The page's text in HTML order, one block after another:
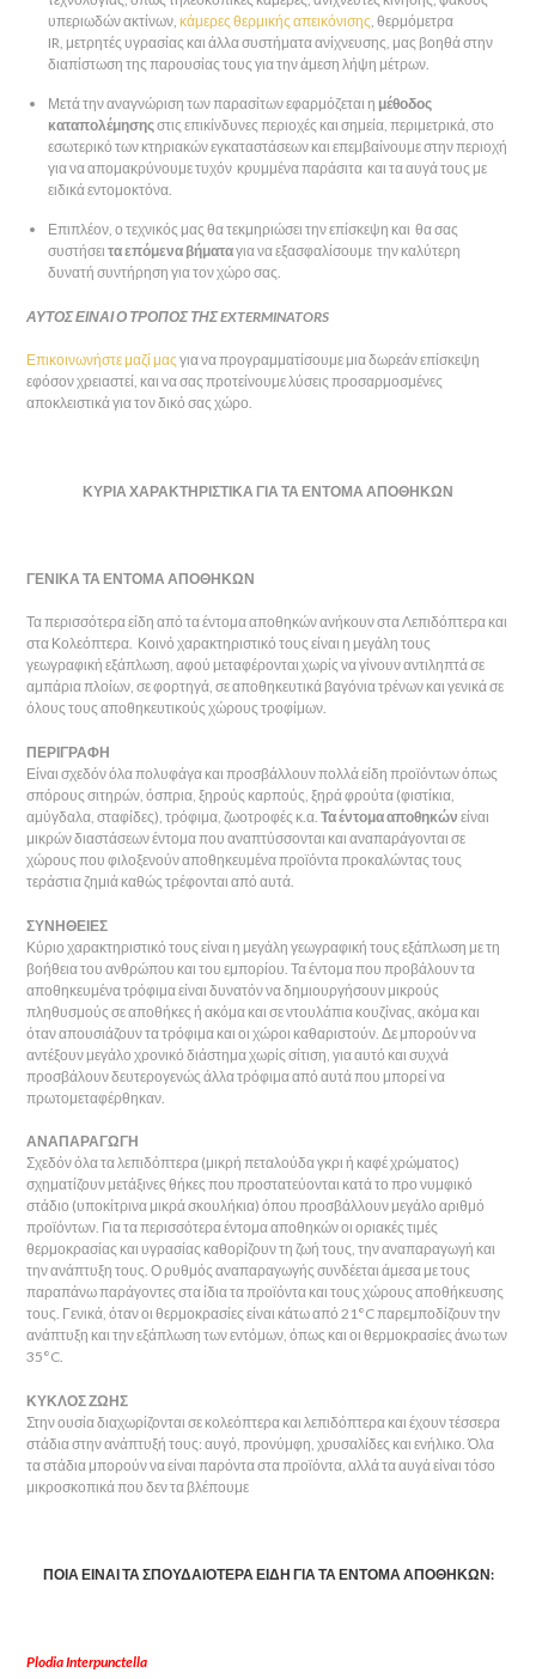
υπεριωδών ακτίνων,κάμερες θερμικής απεικόνισης , θερμόμετρα
IR, μετρητές υγρασίας και άλλα συστήματα ανίχνευσης, μας βοηθά στην
διαπίστωση της παρουσίας τους για την άμεση λήψη μέτρων.
Μετά την αναγνώριση των παρασίτων εφαρμόζεται η μέθοδος
καταπολέμησηςστις επικίνδυνες περιοχές και σημεία, περιμετρικά, στο
εσωτερικό των κτηριακών εγκαταστάσεων και επεμβαίνουμε στην περιοχή
για να απομακρύνουμε τυχόν κρυμμένα παράσιτα και τα αυγά τους με
ειδικά εντομοκτόνα.
Επιπλέον, ο τεχνικός μας θα τεκμηριώσει την επίσκεψη και θα σας
συστήσειτα επόμενα βήματαγια να εξασφαλίσουμε την καλύτερη
δυνατή συντήρηση για τον χώρο σας.
ΑΥΤΟΣ ΕΙΝΑΙ Ο ΤΡΟΠΟΣ ΤΗΣ EXTERMINATORS
Επικοινωνήστε μαζί μας για να προγραμματίσουμε μια δωρεάν επίσκεψη
εφόσον χρειαστεί, και να σας προτείνουμε λύσεις προσαρμοσμένες
αποκλειστικά για τον δικό σας χώρο.
ΚΥΡΙΑ ΧΑΡΑΚΤΗΡΙΣΤΙΚΑ ΓΙΑ ΤΑ ΕΝΤΟΜΑ ΑΠΟΘΗΚΩΝ
ΓΕΝΙΚΑ ΤΑ ΕΝΤΟΜΑ ΑΠΟΘΗΚΩΝ
Τα περισσότερα είδη από τα έντομα αποθηκών ανήκουν στα Λεπιδόπτερα και
στα Κολεόπτερα. Κοινό χαρακτηριστικό τους είναι η μεγάλη τους
γεωγραφική εξάπλωση, αφού μεταφέρονται χωρίς να γίνουν αντιληπτά σε
αμπάρια πλοίων, σε φορτηγά, σε αποθηκευτικά βαγόνια τρένων και γενικά σε
όλους τους αποθηκευτικούς χώρους τροφίμων.
ΠΕΡΙΓΡΑΦΗ
Είναι σχεδόν όλα πολυφάγα και προσβάλλουν πολλά είδη προϊόντων όπως
σπόρους σιτηρών, όσπρια, ξηρούς καρπούς, ξηρά φρούτα (φιστίκια,
αμύγδαλα, σταφίδες), τρόφιμα, ζωοτροφές κ.α.Τα έντομα αποθηκών είναι
μικρών διαστάσεων έντομα που αναπτύσσονται και αναπαράγονται σε
χώρους που φιλοξενούν αποθηκευμένα προϊόντα προκαλώντας τους
τεράστια ζημιά καθώς τρέφονται από αυτά.
ΣΥΝΗΘΕΙΕΣ
Κύριο χαρακτηριστικό τους είναι η μεγάλη γεωγραφική τους εξάπλωση με τη
βοήθεια του ανθρώπου και του εμπορίου. Τα έντομα που προβάλουν τα
αποθηκευμένα τρόφιμα είναι δυνατόν να δημιουργήσουν μικρούς
πληθυσμούς σε αποθήκες ή ακόμα και σε ντουλάπια κουζίνας, ακόμα και
όταν απουσιάζουν τα τρόφιμα και οι χώροι καθαριστούν. Δε μπορούν να
αντέξουν μεγάλο χρονικό διάστημα χωρίς σίτιση, για αυτό και συχνά
προσβάλουν δευτερογενώς άλλα τρόφιμα από αυτά που μπορεί να
πρωτομεταφέρθηκαν.
ΑΝΑΠΑΡΑΓΩΓΗ
Σχεδόν όλα τα λεπιδόπτερα (μικρή πεταλούδα γκρι ή καφέ χρώματος)
σχηματίζουν μετάξινες θήκες που προστατεύονται κατά το προ νυμφικό
στάδιο (υποκίτρινα μικρά σκουλήκια) όπου προσβάλλουν μεγάλο αριθμό
προϊόντων. Για τα περισσότερα έντομα αποθηκών οι οριακές τιμές
θερμοκρασίας και υγρασίας καθορίζουν τη ζωή τους, την αναπαραγωγή και
την ανάπτυξη τους. Ο ρυθμός αναπαραγωγής συνδέεται άμεσα με τους
παραπάνω παράγοντες στα ίδια τα προϊόντα και τους χώρους αποθήκευσης
τους. Γενικά, όταν οι θερμοκρασίες είναι κάτω από 21°C παρεμποδίζουν την
ανάπτυξη και την εξάπλωση των εντόμων, όπως και οι θερμοκρασίες άνω των
35°C.
ΚΥΚΛΟΣ ΖΩΗΣ
Στην ουσία διαχωρίζονται σε κολεόπτερα και λεπιδόπτερα και έχουν τέσσερα
στάδια στην ανάπτυξή τους: αυγό, προνύμφη, χρυσαλίδες και ενήλικο. Όλα
τα στάδια μπορούν να είναι παρόντα στα προϊόντα, αλλά τα αυγά είναι τόσο
μικροσκοπικά που δεν τα βλέπουμε
ΠΟΙΑ ΕΙΝΑΙ ΤΑ ΣΠΟΥΔΑΙΟΤΕΡΑ ΕΙΔΗ ΓΙΑ ΤΑ ΕΝΤΟΜΑ ΑΠΟΘΗΚΩΝ:
Plodia Interpunctella